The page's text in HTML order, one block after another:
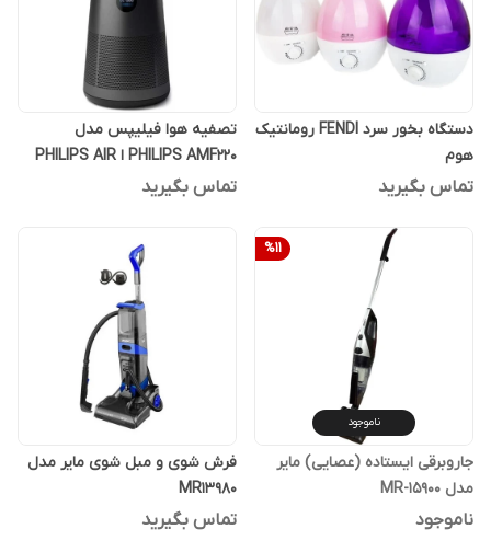
دستگاه بخور سرد FENDI رومانتیک
هوم
تماس بگیرید
تصفیه هوا فیلیپس مدل
PHILIPS AMF220 ا PHILIPS AIR
PURIFIER AMF220
تماس بگیرید
%11
ناموجود
جاروبرقی ایستاده (عصایی) مایر
مدل MR-15900
ناموجود
فرش شوی و مبل شوی مایر مدل
MR13980
تماس بگیرید